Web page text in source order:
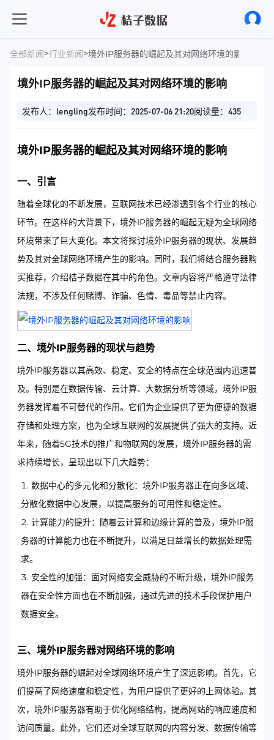
全部新闻>行业新闻>境外IP服务器的崛起及其对网络环境的影响
境外IP服务器的崛起及其对网络环境的影响
发布人：lengling发布时间：2025-07-06 21:20阅读量：435
境外IP服务器的崛起及其对网络环境的影响
一、引言
随着全球化的不断发展，互联网技术已经渗透到各个行业的核心
环节。在这样的大背景下，境外IP服务器的崛起无疑为全球网络
环境带来了巨大变化。本文将探讨境外IP服务器的现状、发展趋
势及其对全球网络环境产生的影响。同时，我们将结合服务器购
买推荐，介绍桔子数据在其中的角色。文章内容将严格遵守法律
法规，不涉及任何赌博、诈骗、色情、毒品等禁止内容。
二、境外IP服务器的现状与趋势
境外IP服务器以其高效、稳定、安全的特点在全球范围内迅速普
及。特别是在数据传输、云计算、大数据分析等领域，境外IP服
务器发挥着不可替代的作用。它们为企业提供了更为便捷的数据
存储和处理方案，也为全球互联网的发展提供了强大的支持。近
年来，随着5G技术的推广和物联网的发展，境外IP服务器的需
求持续增长，呈现出以下几大趋势：
数据中心的多元化和分散化：境外IP服务器正在向多区域、
分散化数据中心发展，以提高服务的可用性和稳定性。
计算能力的提升：随着云计算和边缘计算的普及，境外IP服
务器的计算能力也在不断提升，以满足日益增长的数据处理需
求。
安全性的加强：面对网络安全威胁的不断升级，境外IP服务
器在安全性方面也在不断加强，通过先进的技术手段保护用户
数据安全。
三、境外IP服务器对网络环境的影响
境外IP服务器的崛起对全球网络环境产生了深远影响。首先，它
们提高了网络速度和稳定性，为用户提供了更好的上网体验。其
次，境外IP服务器有助于优化网络结构，提高网站的响应速度和
访问质量。此外，它们还对全球互联网的内容分发、数据传输等